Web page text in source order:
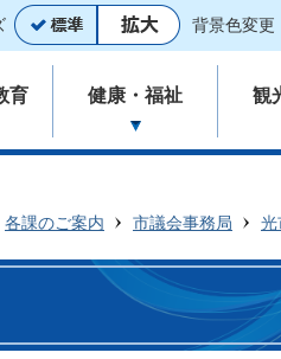
背景色変更
育 健康・福祉 観
各課のご案内 市議会事務局 光